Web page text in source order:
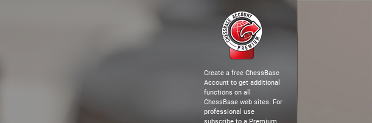
Create a free ChessBase
Account to get additional
functions on all
ChessBase web sites. For
professional use